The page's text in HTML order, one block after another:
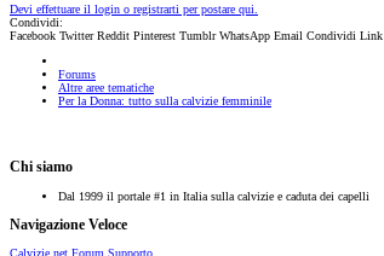
Devi effettuare il login o registrarti per postare qui.
Condividi:
Facebook Twitter Reddit Pinterest Tumblr WhatsApp Email Condividi Link
Forums
Altre aree tematiche
Per la Donna: tutto sulla calvizie femminile
Chi siamo
Dal 1999 il portale #1 in Italia sulla calvizie e caduta dei capelli
Navigazione Veloce